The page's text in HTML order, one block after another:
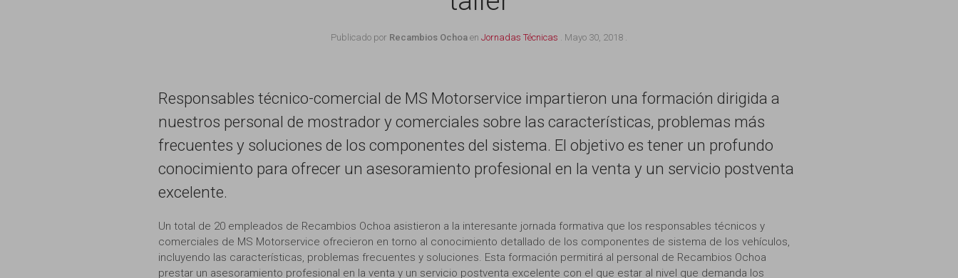
Publicado por Recambios Ochoa en Jornadas Técnicas Mayo 30, 2018
Responsables técnico-comercial de MS Motorservice impartieron una formación dirigida a
nuestros personal de mostrador y comerciales sobre las características, problemas más
frecuentes y soluciones de los componentes del sistema. El objetivo es tener un profundo
conocimiento para ofrecer un asesoramiento profesional en la venta y un servicio postventa
excelente.
Un total de 20 empleados de Recambios Ochoa asistieron a la interesante jornada formativa que los responsables técnicos y
comerciales de MS Motorservice ofrecieron en torno al conocimiento detallado de los componentes de sistema de los vehículos,
incluyendo las características, problemas frecuentes y soluciones. Esta formación permitirá al personal de Recambios Ochoa
prestar un asesoramiento profesional en la venta y un servicio postventa excelente con el que estar al nivel que demanda los